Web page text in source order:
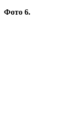
Фото 6.